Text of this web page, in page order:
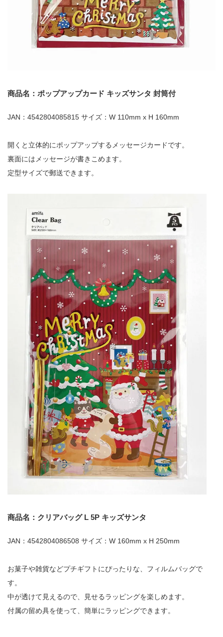
商品名：ポップアップカード キッズサンタ 封筒付
JAN：4542804085815 サイズ：W 110mm x H 160mm
開くと立体的にポップアップするメッセージカードです。
裏面にはメッセージが書きこめます。
定型サイズで郵送できます。
商品名：クリアバッグ L 5P キッズサンタ
JAN：4542804086508 サイズ：W 160mm x H 250mm
お菓子や雑貨などプチギフトにぴったりな、フィルムバッグで
す。
中が透けて見えるので、見せるラッピングを楽しめます。
付属の留め具を使って、簡単にラッピングできます。